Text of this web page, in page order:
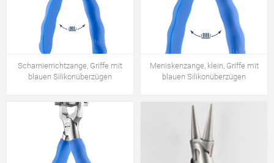
Scharnierrichtzange, Griffe mit
blauen Silikonüberzügen
Meniskenzange, klein, Griffe mit
blauen Silikonüberzügen